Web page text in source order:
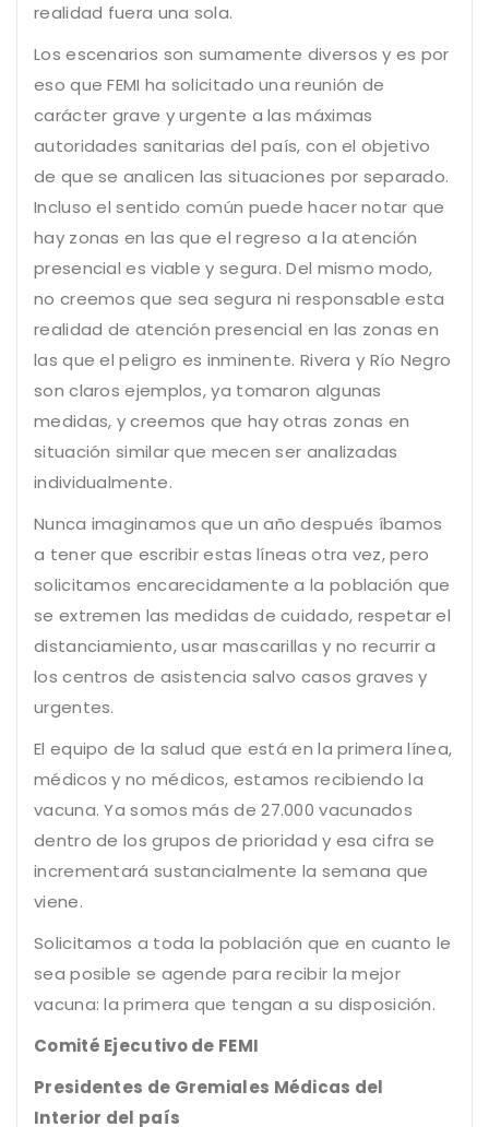
realidad fuera una sola.
Los escenarios son sumamente diversos y es por
eso que FEMI ha solicitado una reunión de
carácter grave y urgente a las máximas
autoridades sanitarias del país, con el objetivo
de que se analicen las situaciones por separado.
Incluso el sentido común puede hacer notar que
hay zonas en las que el regreso a la atención
presencial es viable y segura. Del mismo modo,
no creemos que sea segura ni responsable esta
realidad de atención presencial en las zonas en
las que el peligro es inminente. Rivera y Río Negro
son claros ejemplos, ya tomaron algunas
medidas, y creemos que hay otras zonas en
situación similar que mecen ser analizadas
individualmente.
Nunca imaginamos que un año después íbamos
a tener que escribir estas líneas otra vez, pero
solicitamos encarecidamente a la población que
se extremen las medidas de cuidado, respetar el
distanciamiento, usar mascarillas y no recurrir a
los centros de asistencia salvo casos graves y
urgentes.
El equipo de la salud que está en la primera línea,
médicos y no médicos, estamos recibiendo la
vacuna. Ya somos más de 27.000 vacunados
dentro de los grupos de prioridad y esa cifra se
incrementará sustancialmente la semana que
viene.
Solicitamos a toda la población que en cuanto le
sea posible se agende para recibir la mejor
vacuna: la primera que tengan a su disposición.
Comité Ejecutivo de FEMI
Presidentes de Gremiales Médicas del
Interior del país